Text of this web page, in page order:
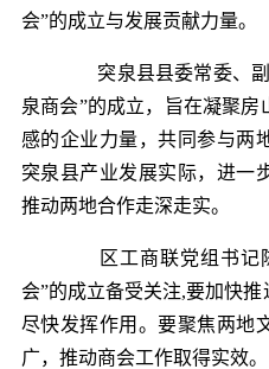
会”的成立与发展贡献力量。
突泉县县委常委、副
泉商会”的成立，旨在凝聚
感的企业力量，共同参与两
突泉县产业发展实际，进一
推动两地合作走深走实。
区工商联党组书记
会”的成立备受关注,要加快
尽快发挥作用。要聚焦两地
广，推动商会工作取得实效。